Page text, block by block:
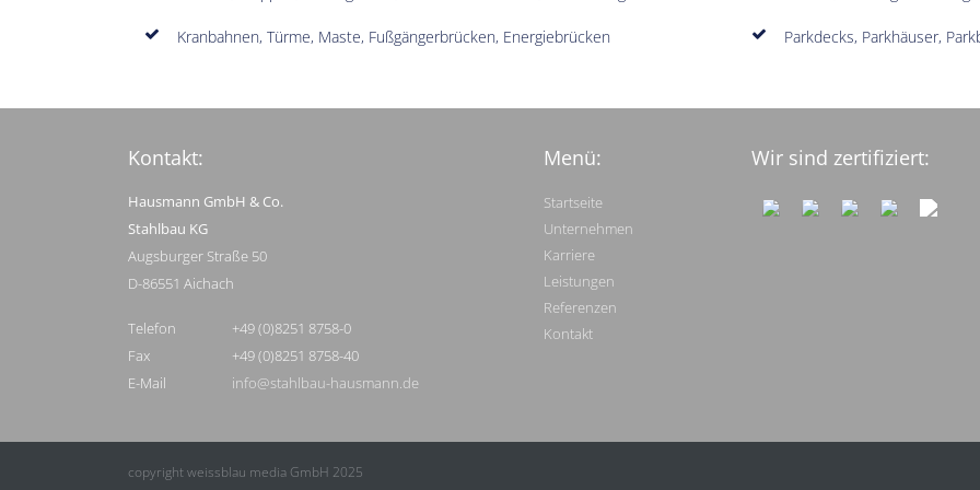
Kranbahnen, Türme, Maste, Fußgängerbrücken, Energiebrücken Parkdecks, Parkhäuser,
Kontakt:
Hausmann GmbH & Co.
Stahlbau KG
Augsburger Straße 50
D-86551 Aichach
Telefon
Fax
E-Mail
+49 (0)8251 8758-0
+49 (0)8251 8758-40
info@stahlbau-hausmann.de
Menü:
Startseite
Unternehmen
Karriere
Leistungen
Referenzen
Kontakt
Wir sind zertifiziert:
copyright weissblau media GmbH 2025